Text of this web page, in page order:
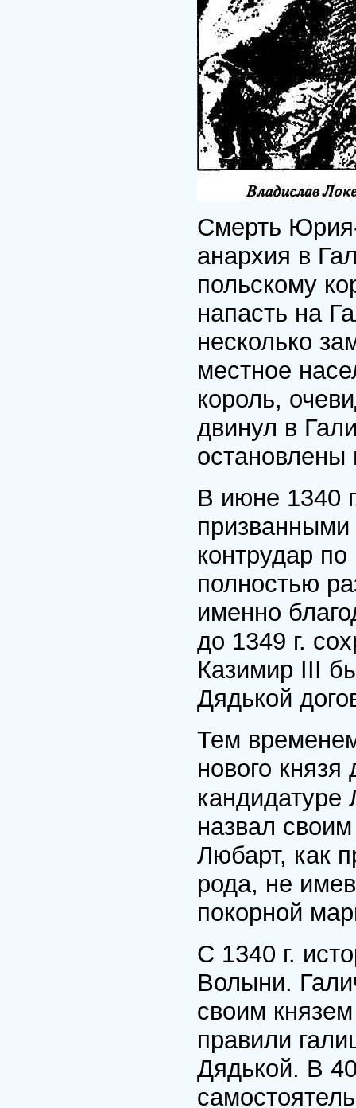
Смерть
анархия в
польскому
напасть на
несколько
местное
король,
двинул в
остановлены
В июне 1340
контрудар
полностью
именно
до 1349 г.
Казимир III
Дядькой
Тем
нового
кандидатуре
назвал
Любарт, как
рода, не
покорной
С 1340 г.
Волыни.
своим
правили
Дядькой. В